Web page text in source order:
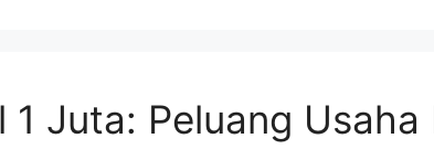
1 Juta: Peluang